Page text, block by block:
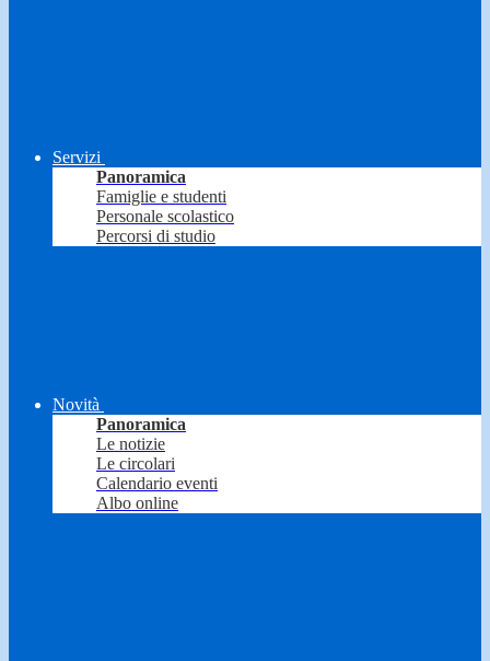
Servizi
Panoramica
Famiglie e studenti
Personale scolastico
Percorsi di studio
Novità
Panoramica
Le notizie
Le circolari
Calendario eventi
Albo online